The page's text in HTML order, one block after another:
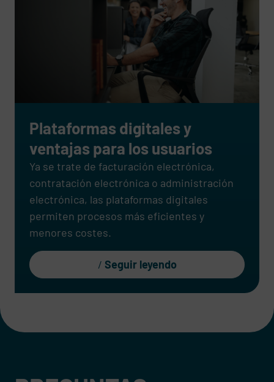
Plataformas digitales y
ventajas para los usuarios
Ya se trate de facturación electrónica,
contratación electrónica o administración
electrónica, las plataformas digitales
permiten procesos más eficientes y
menores costes.
Seguir leyendo